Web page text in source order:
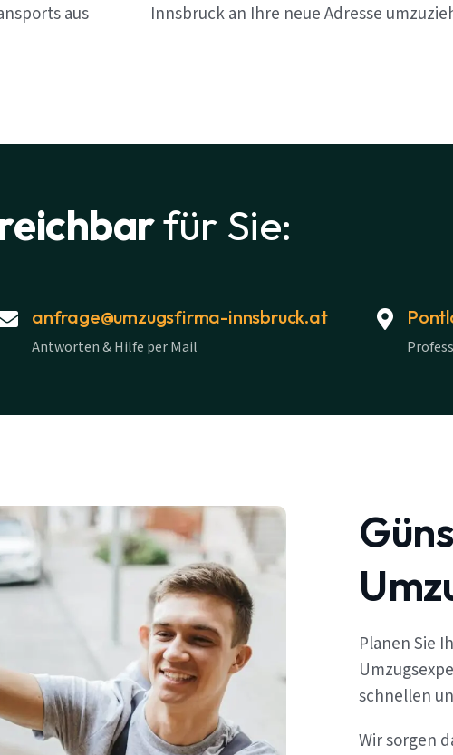
aus
Innsbruck an Ihre neue Adresse
für Sie:
anfrage@umzugsfirma-innsbruck.at
Antworten & Hilfe per Mail
Planen Sie
schnellen
Wir sorgen